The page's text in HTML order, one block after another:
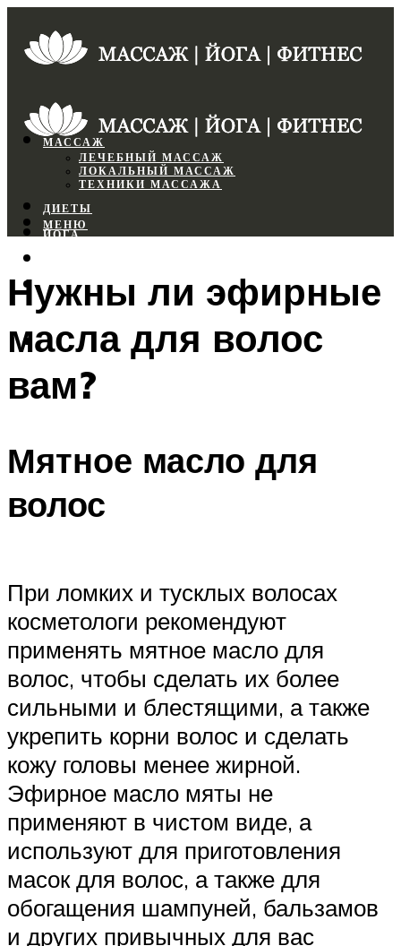
МАССАЖ
ЛЕЧЕБНЫЙ МАССАЖ
ЛОКАЛЬНЫЙ МАССАЖ
ТЕХНИКИ МАССАЖА
ДИЕТЫ
ЙОГА
ФИТНЕС
МЕНЮ
МЕНЮ
Нужны ли эфирные
масла для волос
вам?
Мятное масло для
волос
При ломких и тусклых волосах
косметологи рекомендуют
применять мятное масло для
волос, чтобы сделать их более
сильными и блестящими, а также
укрепить корни волос и сделать
кожу головы менее жирной.
Эфирное масло мяты не
применяют в чистом виде, а
используют для приготовления
масок для волос, а также для
обогащения шампуней, бальзамов
и других привычных для вас